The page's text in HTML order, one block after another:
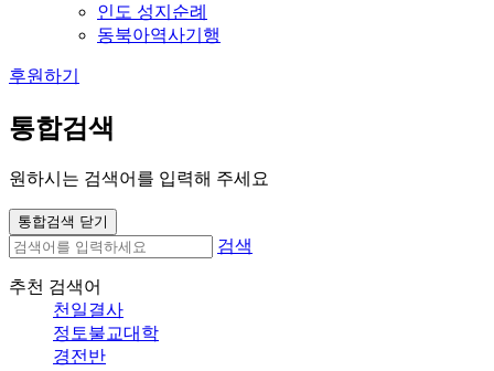
인도 성지순례
동북아역사기행
후원하기
통합검색
원하시는 검색어를 입력해 주세요
통합검색 닫기
검색
추천 검색어
천일결사
정토불교대학
경전반